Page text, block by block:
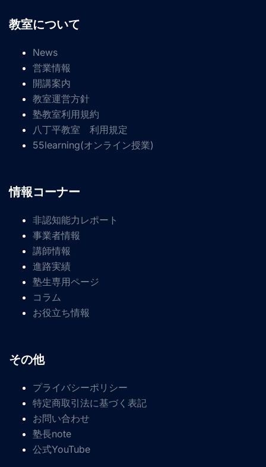
教室について
News
営業情報
開講案内
教室運営方針
塾教室利用規約
八丁平教室 利用規定
55learning(オンライン授業)
情報コーナー
非認知能力レポート
事業者情報
講師情報
進路実績
塾生専用ページ
コラム
お役立ち情報
その他
プライバシーポリシー
特定商取引法に基づく表記
お問い合わせ
塾長note
公式YouTube